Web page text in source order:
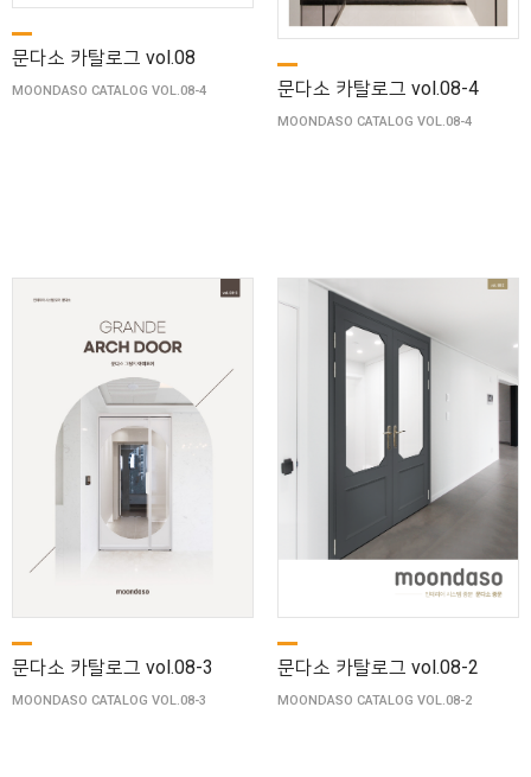
문다소 카탈로그 vol.08
MOONDASO CATALOG VOL.08-4 문다소 카탈로그 vol.08-4
MOONDASO CATALOG VOL.08-4
문다소 카탈로그 vol.08-3
MOONDASO CATALOG VOL.08-3
문다소 카탈로그 vol.08-2
MOONDASO CATALOG VOL.08-2